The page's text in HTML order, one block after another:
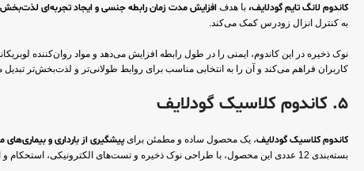
کاندوم لانگ تایم گودلایف، با هدف افزایش مدت زمان رابطه جنسی و ایجاد تجربه‌ای
به کنترل انزال زودرس کمک می‌کند.
نوک ذخیره در این کاندوم، ایمنی را در طول رابطه افزایش می‌دهد و مواد روان‌کننده
کاربران فراهم می‌کند و آن را به انتخابی مناسب برای روابط طولانی‌تر و لذت‌بخش‌تر تبدیل
5. کاندوم کلاسیک گودلایف
کاندوم کلاسیک گودلایف، یک محصول ساده و مطمئن برای پیشگیری از بارداری و بیماری‌های
بسته‌بندی 12 عددی این محصول، با طراحی نوک ذخیره و تست‌های الکترونیکی، استحکام و ایمنی بالایی را تضمین می‌کند و برای افرادی که به دنبال یک کاندوم ساده و کلاسیک هستند، انتخابی ایده‌آل است.